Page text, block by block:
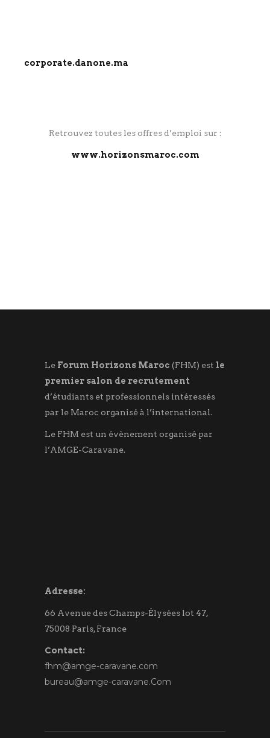
corporate.danone.ma
Retrouvez toutes les offres d’emploi sur :
www.horizonsmaroc.com
Le Forum Horizons Maroc (FHM) est le
premier salon de recrutement
d’étudiants et professionnels intéressés
par le Maroc organisé à l’international.
Le FHM est un évènement organisé par
l’AMGE-Caravane.
Adresse:
66 Avenue des Champs-Élysées lot 47,
75008 Paris, France
Contact:
fhm@amge-caravane.com
bureau@amge-caravane.Com